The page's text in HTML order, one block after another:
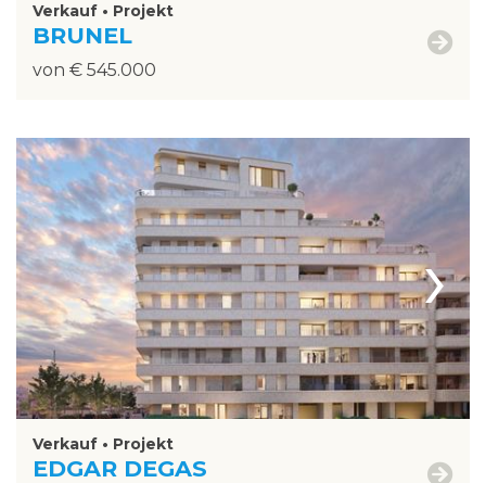
Verkauf • Projekt
BRUNEL
von € 545.000
›
Verkauf • Projekt
EDGAR DEGAS